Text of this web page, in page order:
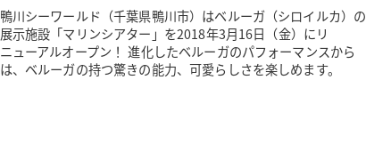
鴨川シーワールド（千葉県鴨川市）はベルーガ（シロイルカ）の
展示施設「マリンシアター」を2018年3月16日（金）にリ
ニューアルオープン！ 進化したベルーガのパフォーマンスから
は、ベルーガの持つ驚きの能力、可愛らしさを楽しめます。